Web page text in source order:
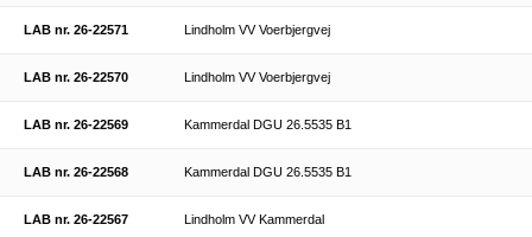
LAB nr. 26-22571 Lindholm VV Voerbjergvej
LAB nr. 26-22570 Lindholm VV Voerbjergvej
LAB nr. 26-22569 Kammerdal DGU 26.5535 B1
LAB nr. 26-22568 Kammerdal DGU 26.5535 B1
LAB nr. 26-22567 Lindholm VV Kammerdal